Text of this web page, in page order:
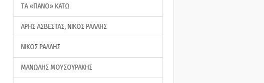
ΤA «ΠΑΝΟ» ΚΑΤΩ
ΑΡΗΣ ΑΣΒΕΣΤΑΣ, ΝΙΚΟΣ ΡΑΛΛΗΣ
ΝΙΚΟΣ ΡΑΛΛΗΣ
ΜΑΝΩΛΗΣ ΜΟΥΣΟΥΡΑΚΗΣ